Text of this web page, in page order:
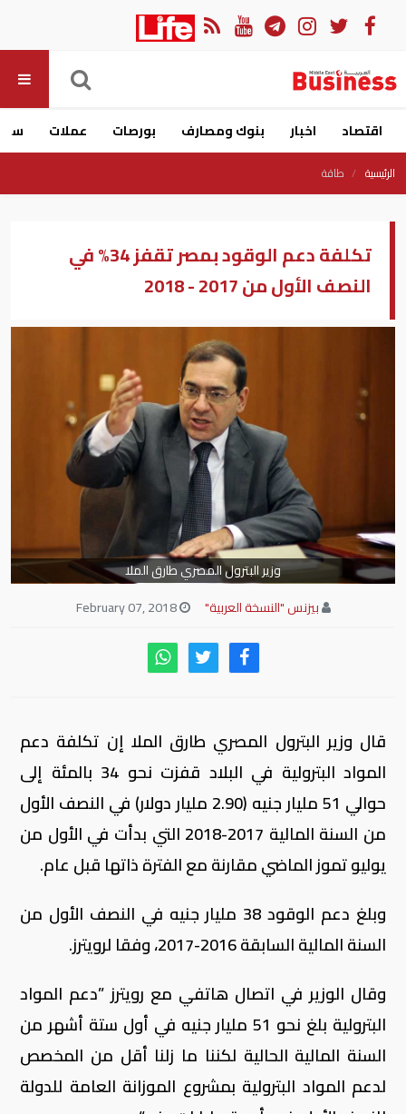
اقتصاد اخبار بنوك ومصارف بورصات عملات
الرئيسية طاقة
تكلفة دعم الوقود بمصر تقفز 34% في
النصف الأول من 2017 - 2018
وزير البترول المصري طارق الملا
بيزنس "النسخة العربية"
February 07, 2018
قال وزير البترول المصري طارق الملا إن تكلفة دعم
المواد البترولية في البلاد قفزت نحو 34 بالمئة إلى
حوالي 51 مليار جنيه (2.90 مليار دولار) في النصف الأول
من السنة المالية 2017-2018 التي بدأت في الأول من
يوليو تموز الماضي مقارنة مع الفترة ذاتها قبل عام.
وبلغ دعم الوقود 38 مليار جنيه في النصف الأول من
السنة المالية السابقة 2016-2017، وفقا لرويترز.
وقال الوزير في اتصال هاتفي مع رويترز ”دعم المواد
البترولية بلغ نحو 51 مليار جنيه في أول ستة أشهر من
السنة المالية الحالية لكننا ما زلنا أقل من المخصص
لدعم المواد البترولية بمشروع الموزانة العامة للدولة